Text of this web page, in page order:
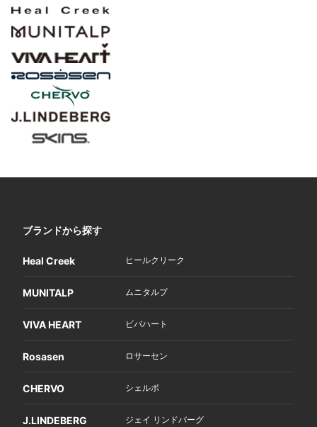
ブランドから探す
Heal Creek ヒールクリーク
MUNITALP ムニタルプ
VIVA HEART ビバハート
Rosasen ロサーセン
CHERVO シェルボ
J.LINDEBERG ジェイ リンドバーグ